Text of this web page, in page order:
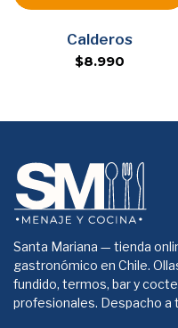
Calderos
$8.990
Santa Mariana — tienda
gastronómico en Chile.
fundido, termos, bar y
profesionales. Despacho a